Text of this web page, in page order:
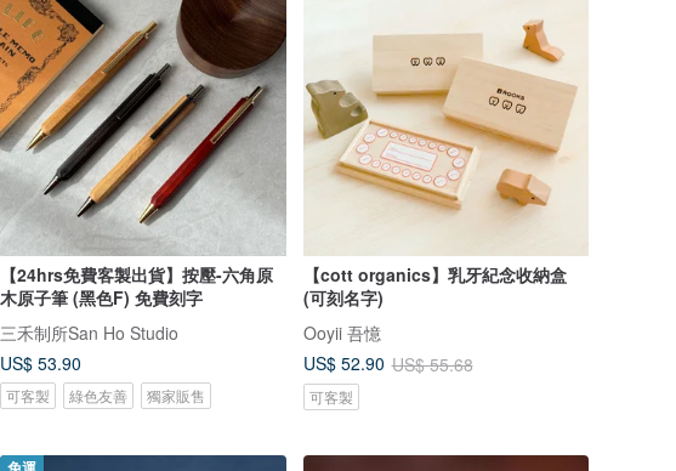
【24hrs免費客製出貨】按壓-六角原
木原子筆 (黑色F) 免費刻字
三禾制所San Ho Studio
US$ 53.90
可客製 綠色友善 獨家販售
【cott organics】乳牙紀念收納盒
(可刻名字)
Ooyii 吾憶
US$ 52.90 US$ 55.68
可客製